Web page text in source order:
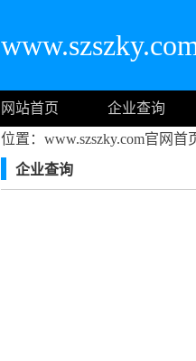
网站首页 企业查询
位置：www.szszky.com官网首
企业查询